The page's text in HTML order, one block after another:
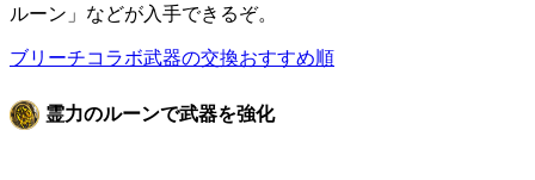
ルーン」などが入手できるぞ。
ブリーチコラボ武器の交換おすすめ順
霊力のルーンで武器を強化